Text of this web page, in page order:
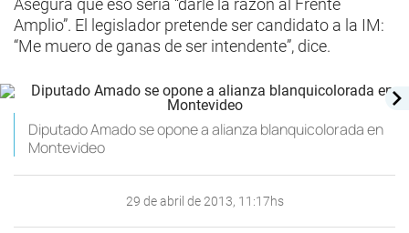
Asegura que eso sería “darle la razón al Frente
Amplio”. El legislador pretende ser candidato a la IM:
“Me muero de ganas de ser intendente”, dice.
Diputado Amado se opone a alianza blanquicolorada en
Montevideo
29 de abril de 2013, 11:17hs